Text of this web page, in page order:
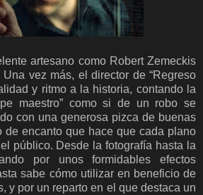
artesano como Robert Zemeckis
Una vez más, el director de “Regreso
y ritmo a la historia, contando la
maestro” como si de un robo se
con una generosa pizca de buenas
de encanto que hace que cada plano
público. Desde la fotografía hasta la
por unos formidables efectos
sabe cómo utilizar en beneficio de
y por un reparto en el que destaca un